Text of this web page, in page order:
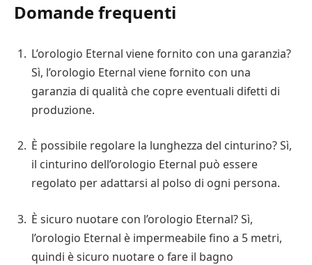
Domande frequenti
L’orologio Eternal viene fornito con una garanzia?
Sì, l’orologio Eternal viene fornito con una
garanzia di qualità che copre eventuali difetti di
produzione.
È possibile regolare la lunghezza del cinturino? Sì,
il cinturino dell’orologio Eternal può essere
regolato per adattarsi al polso di ogni persona.
È sicuro nuotare con l’orologio Eternal? Sì,
l’orologio Eternal è impermeabile fino a 5 metri,
quindi è sicuro nuotare o fare il bagno